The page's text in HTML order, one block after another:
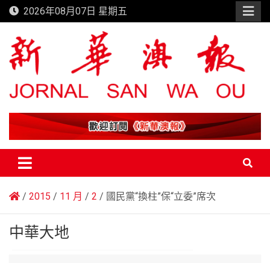
Skip
to
content
2026年08月07日 星期五
新華澳報
2015 11 月 2 國民黨“換柱”保“立委”席次
中華大地